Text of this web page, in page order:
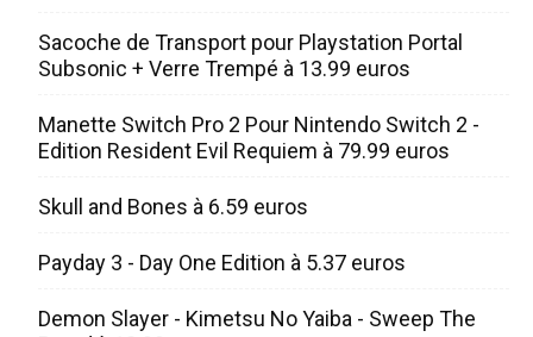
Sacoche de Transport pour Playstation Portal
Subsonic + Verre Trempé à 13.99 euros
Manette Switch Pro 2 Pour Nintendo Switch 2 -
Edition Resident Evil Requiem à 79.99 euros
Skull and Bones à 6.59 euros
Payday 3 - Day One Edition à 5.37 euros
Demon Slayer - Kimetsu No Yaiba - Sweep The